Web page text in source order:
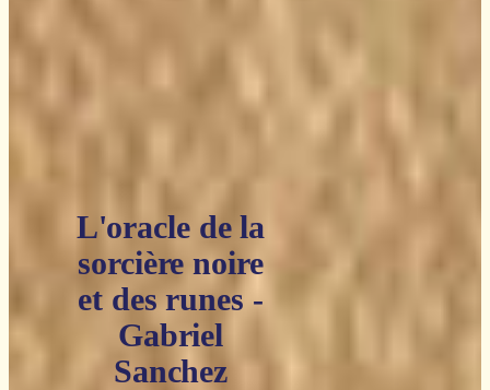
L'oracle de la
sorcière noire
et des runes -
Gabriel
Sanchez